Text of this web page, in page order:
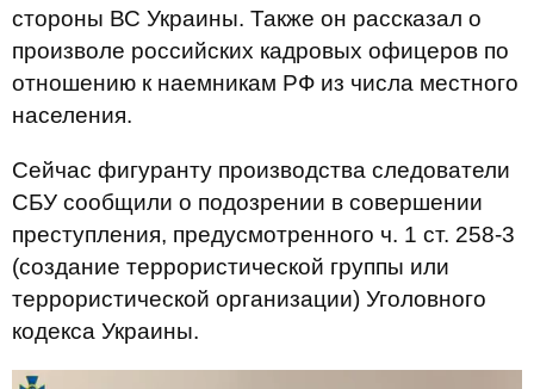
стороны ВС Украины. Также он рассказал о
произволе российских кадровых офицеров по
отношению к наемникам РФ из числа местного
населения.
Сейчас фигуранту производства следователи
СБУ сообщили о подозрении в совершении
преступления, предусмотренного ч. 1 ст. 258-3
(создание террористической группы или
террористической организации) Уголовного
кодекса Украины.